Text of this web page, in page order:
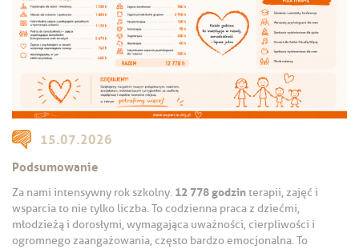
15.07.2026
Podsumowanie
Za nami intensywny rok szkolny. 12 778 godzinterapii, zajęć i
wsparcia to nie tylko liczba. To codzienna praca z dziećmi,
młodzieżą i dorosłymi, wymagająca uważności, cierpliwości i
ogromnego zaangażowania, często bardzo emocjonalna. To